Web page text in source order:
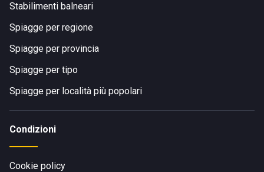
Stabilimenti balneari
Spiagge per regione
Spiagge per provincia
Spiagge per tipo
Spiagge per località più popolari
Condizioni
Cookie policy